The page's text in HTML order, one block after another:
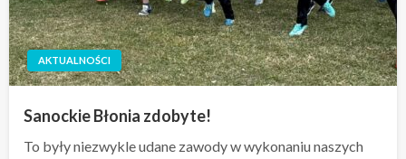
AKTUALNOŚCI
Sanockie Błonia zdobyte!
To były niezwykle udane zawody w wykonaniu naszych